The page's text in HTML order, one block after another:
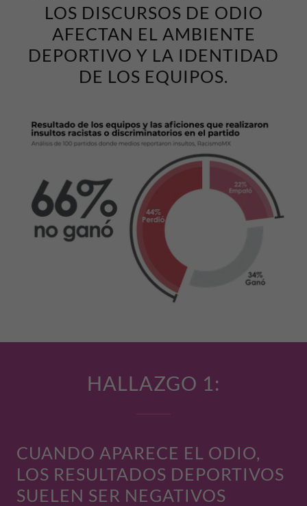
LOS DISCURSOS DE ODIO
AFECTAN EL AMBIENTE
DEPORTIVO Y LA IDENTIDAD
DE LOS EQUIPOS.
HALLAZGO 1:
CUANDO APARECE EL ODIO,
LOS RESULTADOS DEPORTIVOS
SUELEN SER NEGATIVOS